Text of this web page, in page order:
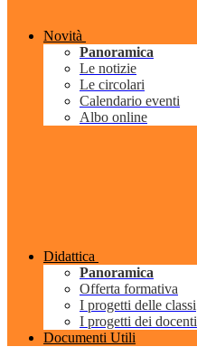
Novità
Panoramica
Le notizie
Le circolari
Calendario eventi
Albo online
Didattica
Panoramica
Offerta formativa
I progetti delle classi
I progetti dei docenti
Documenti Utili